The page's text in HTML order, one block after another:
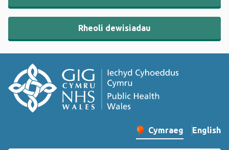
Rheoli dewisiadau
Newid iaith y wefan
Cymraeg English
–